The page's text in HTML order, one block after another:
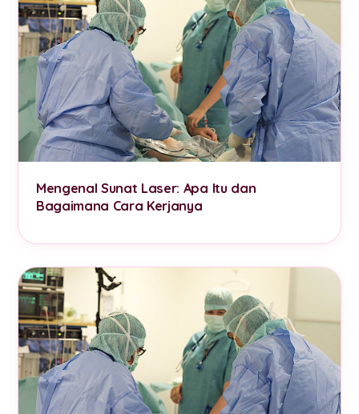
Mengenal Sunat Laser: Apa Itu dan
Bagaimana Cara Kerjanya